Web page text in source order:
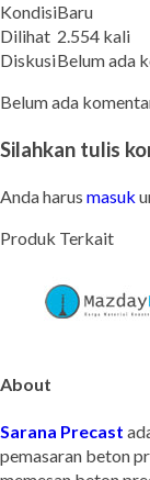
KondisiBaru
Dilihat 2.554 kali
DiskusiBelum ada
Belum ada
Silahkan tulis
Anda harus masuk
Produk Terkait
About
Sarana Precast
pemasaran beton